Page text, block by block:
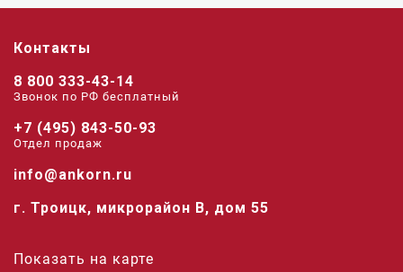
Контакты
8 800 333-43-14
Звонок по РФ беcплатный
+7 (495) 843-50-93
Отдел продаж
info@ankorn.ru
г. Троицк, микрорайон В, дом 55
Показать на карте